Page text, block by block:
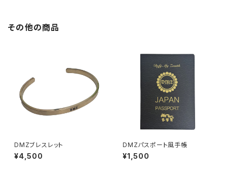
その他の商品
DMZブレスレット
¥4,500
DMZパスポート風手帳
¥1,500